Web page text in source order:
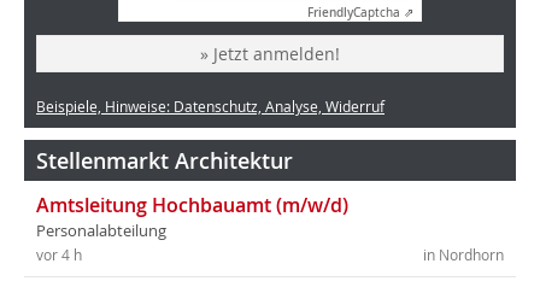
FriendlyCaptcha ⇗
» Jetzt anmelden!
Beispiele, Hinweise: Datenschutz, Analyse, Widerruf
Stellenmarkt Architektur
Amtsleitung Hochbauamt (m/w/d)
Personalabteilung
in Nordhorn
vor 4 h